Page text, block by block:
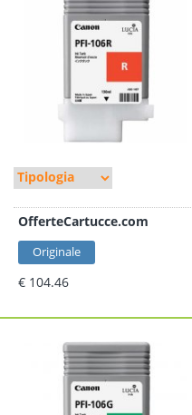
OfferteCartucce.com
Originale
€ 104.46